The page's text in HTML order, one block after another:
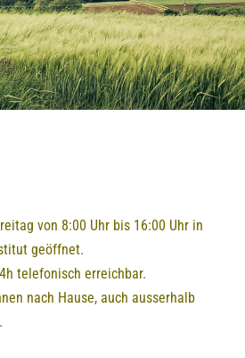
von 8:00 Uhr bis 16:00 Uhr in
geöffnet.
telefonisch erreichbar.
nach Hause, auch ausserhalb